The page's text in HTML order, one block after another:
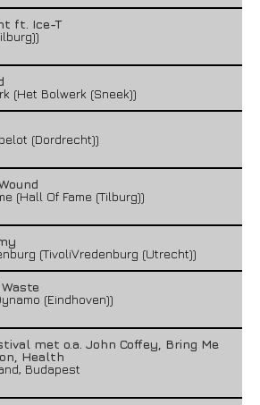
ft. Ice-T
(Het Bolwerk (Sneek))
(Dordrecht))
(Hall Of Fame (Tilburg))
(TivoliVredenburg (Utrecht))
(Eindhoven))
met o.a. John Coffey, Bring Me
Health
Budapest